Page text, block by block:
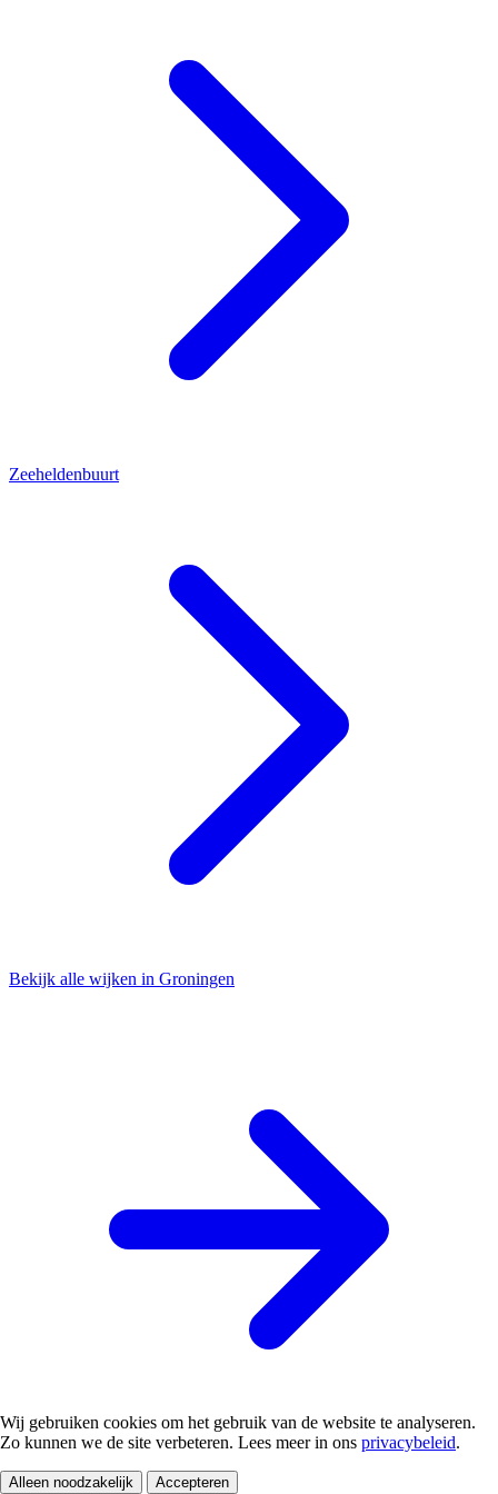
Zeeheldenbuurt
Bekijk alle wijken in Groningen
Wij gebruiken cookies om het gebruik van de website te analyseren.
Zo kunnen we de site verbeteren. Lees meer in ons privacybeleid.
Alleen noodzakelijk Accepteren